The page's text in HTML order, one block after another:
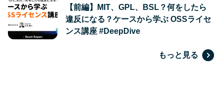
【前編】MIT、GPL、BSL？何をしたら
違反になる？ケースから学ぶ OSSライセ
ンス講座 #DeepDive
もっと見る